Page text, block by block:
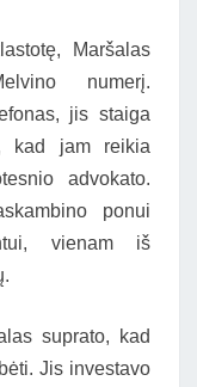
Maršalas
numerį.
jis staiga
kad jam reikia
advokato.
ponui
vienam iš
suprato, kad
Jis investavo